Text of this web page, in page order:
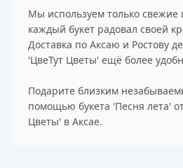
Мы используем только свежие
каждый букет радовал своей
Доставка по Аксаю и Ростову
'ЦвеТут Цветы' ещё более
Подарите близким
помощью букета 'Песня лета'
Цветы' в Аксае.